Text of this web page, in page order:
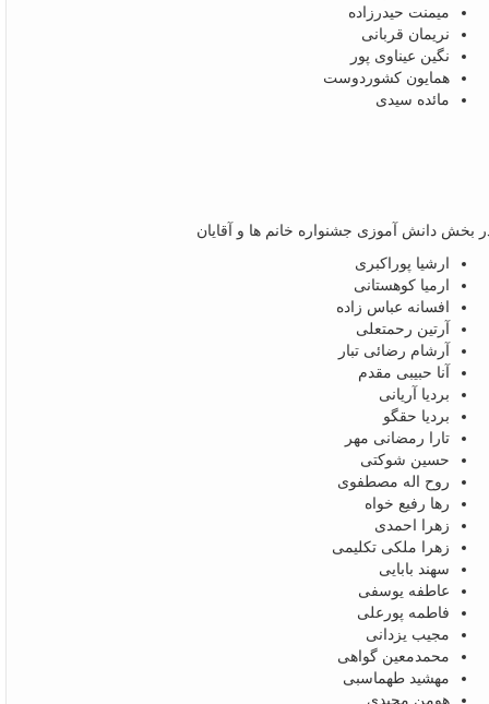
میمنت حیدرزاده
نریمان قربانی
نگین عیناوی پور
همایون کشوردوست
مائده سیدی
بخش دانش آموزی جشنواره خانم ها و آقایان
ارشیا پوراکبری
ارمیا کوهستانی
افسانه عباس زاده
آرتین رحمتعلی
آرشام رضائی تبار
آنا حبیبی مقدم
بردیا آریانی
بردیا حقگو
تارا رمضانی مهر
حسین شوکتی
روح اله مصطفوی
رها رفیع خواه
زهرا احمدی
زهرا ملکی تکلیمی
سهند بابایی
عاطفه یوسفی
فاطمه پورعلی
مجیب یزدانی
محمدمعین گواهی
مهشید طهماسبی
هومن مجیدی